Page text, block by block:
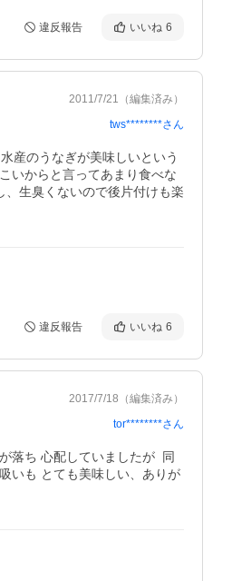
違反報告 いいね 6
2011/7/21 （編集済み）
tws********さん
産のうなぎが美味しいという
いからと言ってあまり食べな
生臭くないので後片付けも楽
違反報告 いいね 6
2017/7/18 （編集済み）
tor********さん
落ち 心配していましたが  同
いも とても美味しい、ありが